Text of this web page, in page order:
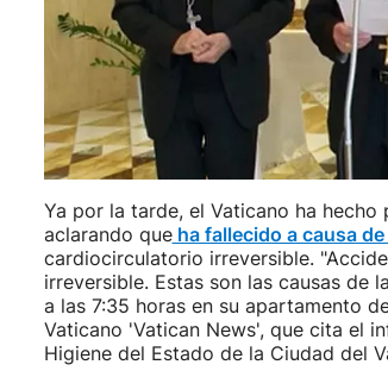
Ya por la tarde, el Vaticano ha hecho
aclarando queha fallecido a causa
cardiocirculatorio irreversible.
irreversible. Estas son las causas de
a las 7:35 horas en su apartamento
Vaticano 'Vatican News', que cita el
Higiene del Estado de la Ciudad del